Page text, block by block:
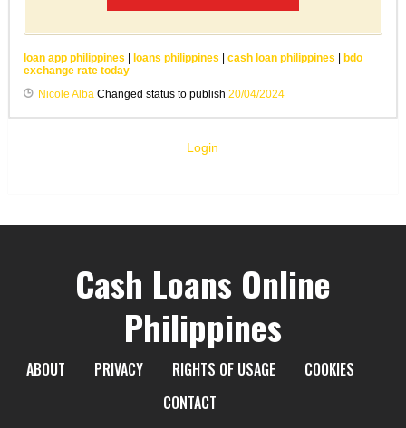
loan app philippines loans philippines cash loan philippines
bdo
exchange rate today
Nicole AlbaChanged status to publish 20/04/2024
Login
Cash Loans Online
Philippines
ABOUT PRIVACY RIGHTS OF USAGE
COOKIES
CONTACT